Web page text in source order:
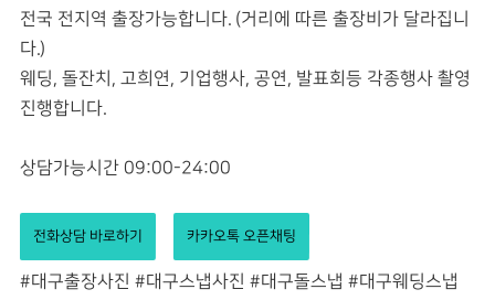
전국 전지역 출장가능합니다. (거리에 따른 출장비가 달라집니
다.)
웨딩, 돌잔치, 고희연, 기업행사, 공연, 발표회등 각종행사 촬영
진행합니다.
상담가능시간 09:00-24:00
전화상담 바로하기 카카오톡 오픈채팅
#대구출장사진 #대구스냅사진 #대구돌스냅 #대구웨딩스냅